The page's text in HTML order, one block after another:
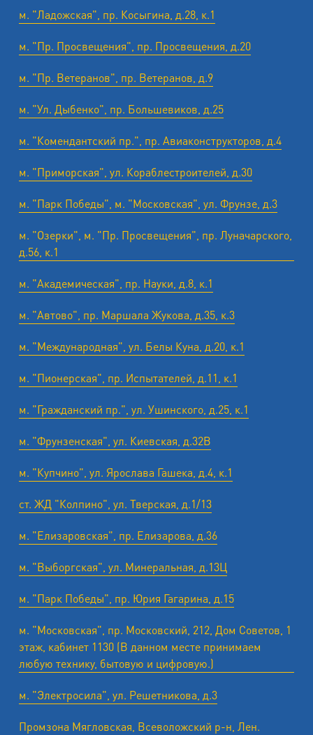
м. "Ладожская", пр. Косыгина, д.28, к.1
м. "Пр. Просвещения", пр. Просвещения, д.20
м. "Пр. Ветеранов", пр. Ветеранов, д.9
м. "Ул. Дыбенко", пр. Большевиков, д.25
м. "Комендантский пр.", пр. Авиаконструкторов, д.4
м. "Приморская", ул. Кораблестроителей, д.30
м. "Парк Победы", м. "Московская", ул. Фрунзе, д.3
м. "Озерки", м. "Пр. Просвещения", пр. Луначарского,
д.56, к.1
м. "Академическая", пр. Науки, д.8, к.1
м. "Автово", пр. Маршала Жукова, д.35, к.3
м. "Международная", ул. Белы Куна, д.20, к.1
м. "Пионерская", пр. Испытателей, д.11, к.1
м. "Гражданский пр.", ул. Ушинского, д.25, к.1
м. "Фрунзенская", ул. Киевская, д.32В
м. "Купчино", ул. Ярослава Гашека, д.4, к.1
ст. ЖД "Колпино", ул. Тверская, д.1/13
м. "Елизаровская", пр. Елизарова, д.36
м. "Выборгская", ул. Минеральная, д.13Ц
м. "Парк Победы", пр. Юрия Гагарина, д.15
м. "Московская", пр. Московский, 212, Дом Советов, 1
этаж, кабинет 1130 (В данном месте принимаем
любую технику, бытовую и цифровую.)
м. "Электросила", ул. Решетникова, д.3
Промзона Мягловская, Всеволожский р-н, Лен.